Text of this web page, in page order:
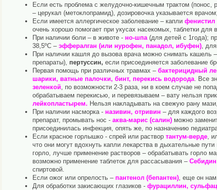
Если есть проблема с желудочно-кишечным трактом (понос,
– церукал (метоклопрамид), дозировочка указывается
Если имеется аллергическое заболевание – капли фенистил
очень хорошо помогает при укусах насекомых, таблетки
При наличии боли – в животе - но-шпа(для детей с 1года);
38,5ºС – эффералган (или нурофен, панадол, ибуфен),
При наличии кашля до вызова врача можно снимать кашель
препараты), пертуссин, если присоединяется заболевание
Первая помощь при различных травмах – бактерицидный
шарики, ватные палочки, бинт, перекись водорода. Все
зеленкой, по возможности 2-3 раза, ни в коем случае не
обрабатываем перекисью, и перевязываем – вату нельзя
лейкопластырем. Нельзя накладывать на свежую рану
При наличии насморка - називин, отривин – для каждого
препарат, промывать нос - аква-марис (салин)можно
присоединилась инфекция, опять же, по назначению
Если красное горлышко - спрей или раствор тантум-верде,
что они могут вдохнуть капли лекарства в дыхательные
горло, лучше применение растворов – обрабатывать горло
возможно применение таблеток для рассасывания – Себидин
спиртовой.
Если ожог или опрелость – пантенол (бепантен), еще он нам
Для обработки закисающих глазиков - фурациллин,